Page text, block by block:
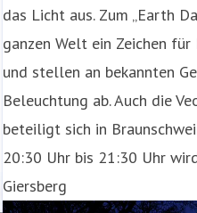
das Licht aus. Zum „Earth
ganzen Welt ein Zeichen
und stellen an bekannten
Beleuchtung ab. Auch die
beteiligt sich in
20:30 Uhr bis 21:30 Uhr
Giersberg